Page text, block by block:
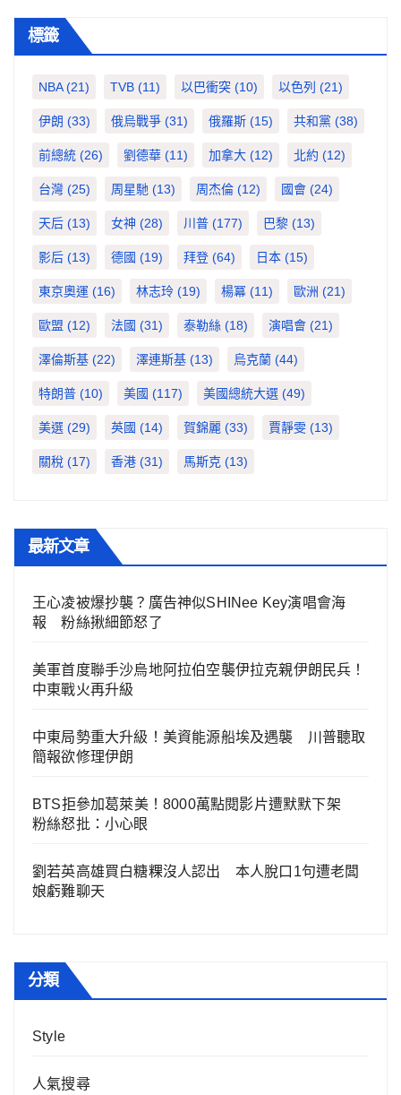
標籤
NBA(21) TVB (11) 以巴衝突 (10) 以色列 (21)
伊朗 (33) 俄烏戰爭 (31) 俄羅斯 (15) 共和黨 (38)
前總統 (26) 劉德華 (11) 加拿大 (12) 北約 (12)
台灣 (25) 周星馳 (13) 周杰倫 (12) 國會 (24)
天后 (13) 女神 (28) 川普 (177) 巴黎 (13)
影后 (13) 德國 (19) 拜登 (64) 日本 (15)
東京奧運 (16) 林志玲 (19) 楊冪 (11) 歐洲 (21)
歐盟 (12) 法國 (31) 泰勒絲 (18) 演唱會 (21)
澤倫斯基 (22) 澤連斯基 (13) 烏克蘭 (44)
特朗普 (10) 美國 (117) 美國總統大選 (49)
美選 (29) 英國 (14) 賀錦麗 (33) 賈靜雯 (13)
關稅 (17) 香港 (31) 馬斯克 (13)
最新文章
王心凌被爆抄襲？廣告神似SHINee Key演唱會海
報 粉絲揪細節怒了
美軍首度聯手沙烏地阿拉伯空襲伊拉克親伊朗民兵！
中東戰火再升級
中東局勢重大升級！美資能源船埃及遇襲 川普聽取
簡報欲修理伊朗
BTS拒參加葛萊美！8000萬點閱影片遭默默下架
粉絲怒批：小心眼
劉若英高雄買白糖粿沒人認出 本人脫口1句遭老闆
娘虧難聊天
分類
Style
人氣搜尋